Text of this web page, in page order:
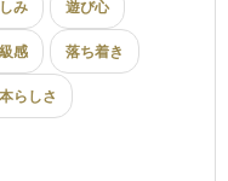
み 遊び心
感 落ち着き
らしさ